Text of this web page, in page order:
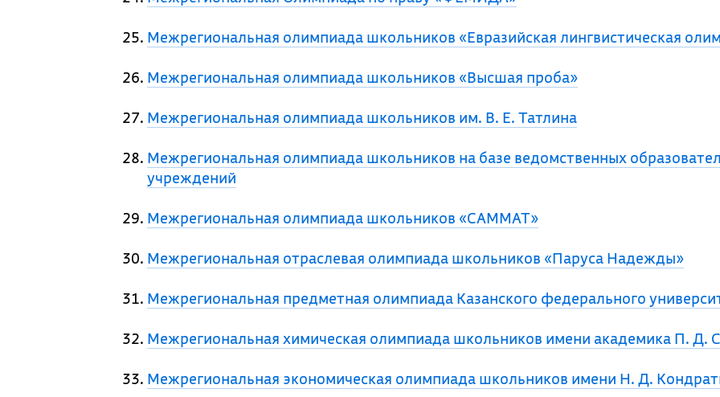
Межрегиональная олимпиада школьников «Евразийская лингвистическая
Межрегиональная олимпиада школьников «Высшая проба»
Межрегиональная олимпиада школьников им. В. Е. Татлина
Межрегиональная олимпиада школьников на базе ведомственных
учреждений
Межрегиональная олимпиада школьников «САММАТ»
Межрегиональная отраслевая олимпиада школьников «Паруса Надежды»
Межрегиональная предметная олимпиада Казанского федерального
Межрегиональная химическая олимпиада школьников имени академика П. Д.
Межрегиональная экономическая олимпиада школьников имени Н. Д.